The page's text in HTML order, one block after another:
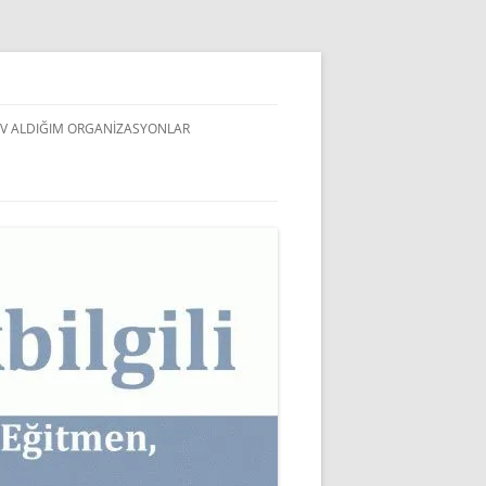
ALDIĞIM ORGANIZASYONLAR